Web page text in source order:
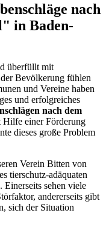
nach
in Baden-
überfüllt mit
Bevölkerung fühlen
und Vereine haben
und erfolgreiches
nach dem
einer Förderung
dieses große Problem
Verein Bitten von
tierschutz-adäquaten
Einerseits sehen viele
andererseits gibt
sich der Situation